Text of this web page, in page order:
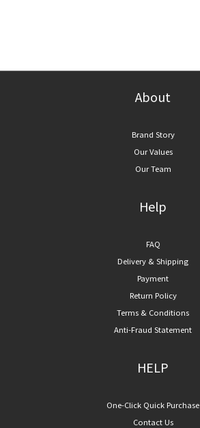
About
Brand Story
Our Values
Our Team
Help
FAQ
Delivery & Shipping
Payment
Return Policy
Terms & Conditions
Anti-Fraud Statement
HELP
One-Click Quick Purchase
Contact Us